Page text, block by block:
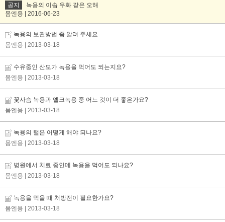
공지
녹용의 이솝 우화 같은 오해
몸엔용 | 2016-06-23
녹용의 보관방법 좀 알려 주세요
몸엔용
| 2013-03-18
수유중인 산모가 녹용을 먹어도 되는지요?
몸엔용
| 2013-03-18
꽃사슴 녹용과 엘크녹용 중 어느 것이 더 좋은가요?
몸엔용
| 2013-03-18
녹용의 털은 어떻게 해야 되나요?
몸엔용
| 2013-03-18
병원에서 치료 중인데 녹용을 먹어도 되나요?
몸엔용
| 2013-03-18
녹용을 먹을 때 처방전이 필요한가요?
몸엔용
| 2013-03-18